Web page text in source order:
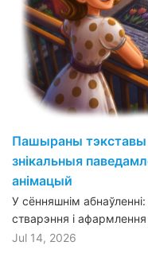
Пашыраны тэкставы
знікальныя
анімацый
У сённяшнім
стварэння і
Jul 14, 2026